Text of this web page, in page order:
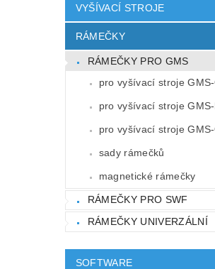
HOT-FIX APLIKACE
CENÍK DOPRAVY
ZÁSADY OCHRANY
VYŠÍVACÍ STROJE
RÁMEČKY
RÁMEČKY PRO GMS
pro vyšívací stroje
pro vyšívací stroje
pro vyšívací stroje
sady rámečků
magnetické rámečky
RÁMEČKY PRO SWF
RÁMEČKY UNIVERZÁLNÍ
SOFTWARE